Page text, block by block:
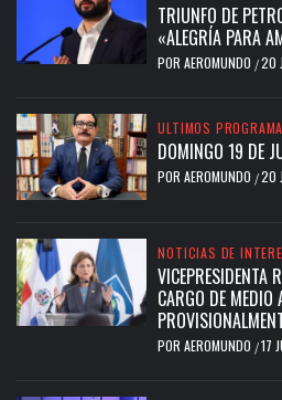
TRIUNFO DE
«ALEGRÍA PARA
POR AEROMUNDO /20
ULTIMOS
DOMINGO 19 DE
POR AEROMUNDO /20
NOTICIAS DE
VICEPRESIDENTA
CARGO DE MEDIO
POR AEROMUNDO /17